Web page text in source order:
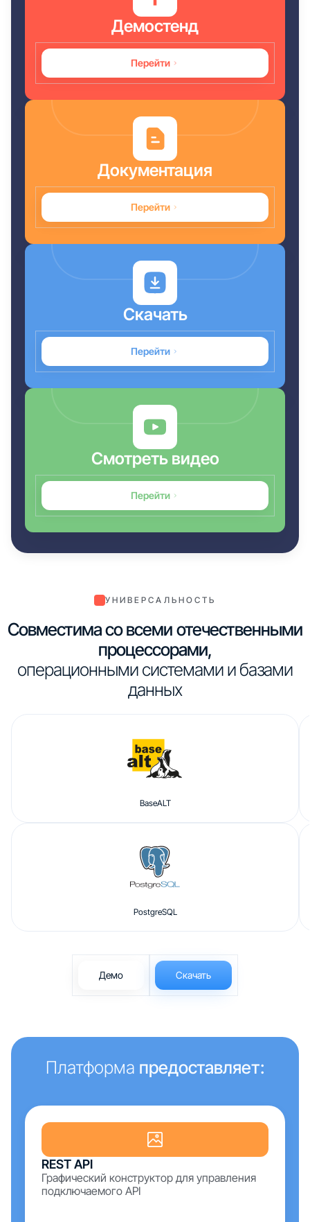
Демостенд
Перейти
Документация
Перейти
Скачать
Перейти
Смотреть видео
Перейти
УНИВЕРСАЛЬНОСТЬ
Совместима со всеми отечественными
процессорами,
операционными системами и базами
данных
BaseALT
PostgreSQL
Демо Скачать
Платформа предоставляет:
REST API
Графический конструктор для управления
подключаемого API